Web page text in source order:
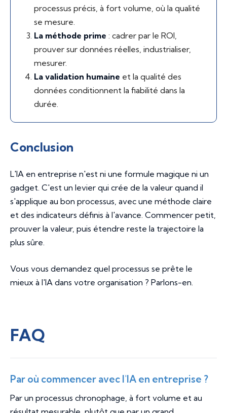
processus précis, à fort volume, où la qualité
se mesure.
La méthode prime : cadrer par le ROI,
prouver sur données réelles, industrialiser,
mesurer.
La validation humaine et la qualité des
données conditionnent la fiabilité dans la
durée.
Conclusion
L'IA en entreprise n'est ni une formule magique ni un
gadget. C'est un levier qui crée de la valeur quand il
s'applique au bon processus, avec une méthode claire
et des indicateurs définis à l'avance. Commencer petit,
prouver la valeur, puis étendre reste la trajectoire la
plus sûre.
Vous vous demandez quel processus se prête le
mieux à l'IA dans votre organisation ? Parlons-en.
FAQ
Par où commencer avec l'IA en entreprise ?
Par un processus chronophage, à fort volume et au